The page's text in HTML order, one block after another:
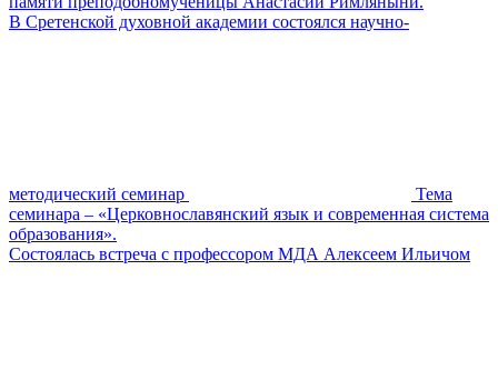
В Сретенской духовной академии состоялся научно-
методический семинар
Тема
семинара – «Церковнославянский язык и современная система
образования».
Состоялась встреча с профессором МДА Алексеем Ильичом